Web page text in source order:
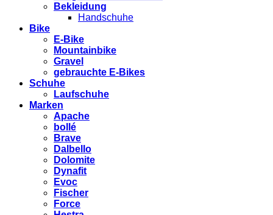
Bekleidung
Handschuhe
Bike
E-Bike
Mountainbike
Gravel
gebrauchte E-Bikes
Schuhe
Laufschuhe
Marken
Apache
bollé
Brave
Dalbello
Dolomite
Dynafit
Evoc
Fischer
Force